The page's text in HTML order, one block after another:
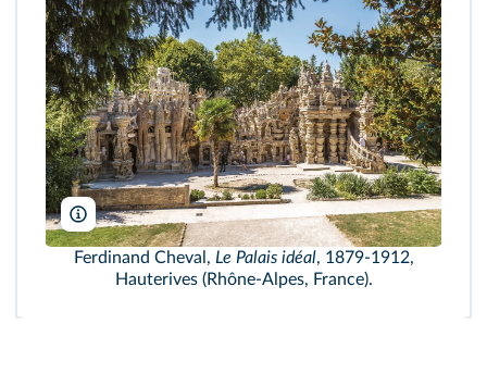
milosk50 / Shutterstock.com
Ferdinand Cheval, Le Palais idéal, 1879-1912,
Hauterives (Rhône-Alpes, France).